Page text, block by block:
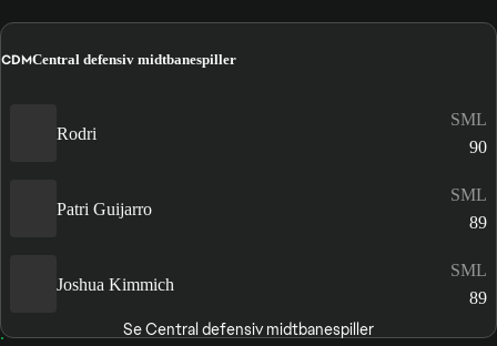
CDMCentral defensiv midtbanespiller
Rodri
SML
90
Patri Guijarro
SML
89
Joshua Kimmich
SML
89
Se Central defensiv midtbanespiller